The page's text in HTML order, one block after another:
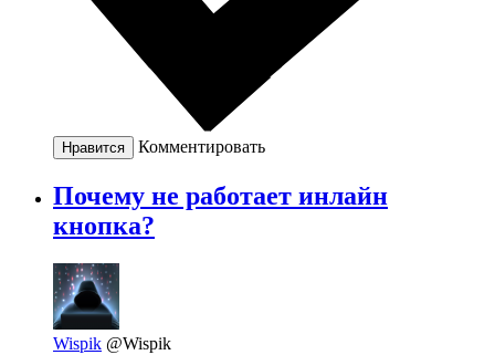
Нравится Комментировать
Почему не работает инлайн
кнопка?
Wispik @Wispik